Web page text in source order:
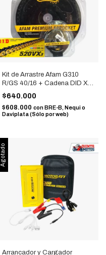
Kit de Arrastre Afam G310
R/GS 40/16 + Cadena DID X-
Ring 520 Dorada
$640.000
$608.000 con BRE-B, Nequi o
Daviplata (Sólo por web)
Agotado
Arrancador y Cargador